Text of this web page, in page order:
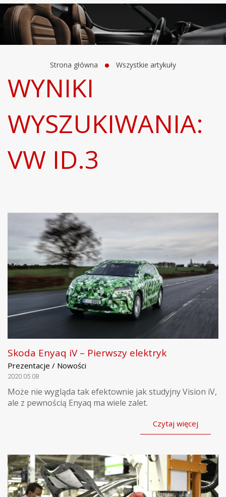
Strona główna Wszystkie artykuły
WYNIKI
WYSZUKIWANIA:
VW ID.3
Skoda Enyaq iV – Pierwszy elektryk
Prezentacje / Nowości
2020.05.08
Może nie wygląda tak efektownie jak studyjny Vision iV,
ale z pewnością Enyaq ma wiele zalet.
Czytaj więcej